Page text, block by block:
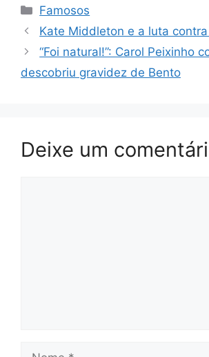
Categorias
Famosos
Kate Middleton e a luta
“Foi natural!”: Carol Peixinho
descobriu gravidez de Bento
Deixe um
Nome